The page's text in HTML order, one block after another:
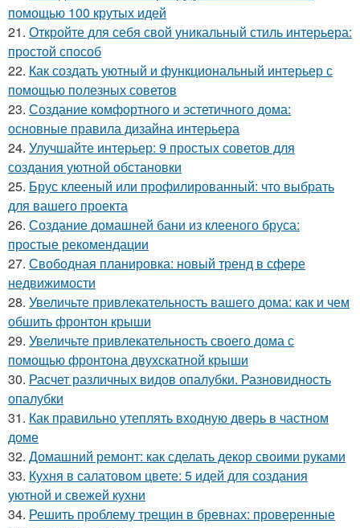
помощью 100 крутых идей
21. Откройте для себя свой уникальный стиль интерьера:
простой способ
22. Как создать уютный и функциональный интерьер с
помощью полезных советов
23. Создание комфортного и эстетичного дома:
основные правила дизайна интерьера
24. Улучшайте интерьер: 9 простых советов для
создания уютной обстановки
25. Брус клееный или профилированный: что выбрать
для вашего проекта
26. Создание домашней бани из клееного бруса:
простые рекомендации
27. Свободная планировка: новый тренд в сфере
недвижимости
28. Увеличьте привлекательность вашего дома: как и чем
обшить фронтон крыши
29. Увеличьте привлекательность своего дома с
помощью фронтона двухскатной крыши
30. Расчет различных видов опалубки. Разновидность
опалубки
31. Как правильно утеплять входную дверь в частном
доме
32. Домашний ремонт: как сделать декор своими руками
33. Кухня в салатовом цвете: 5 идей для создания
уютной и свежей кухни
34. Решить проблему трещин в бревнах: проверенные